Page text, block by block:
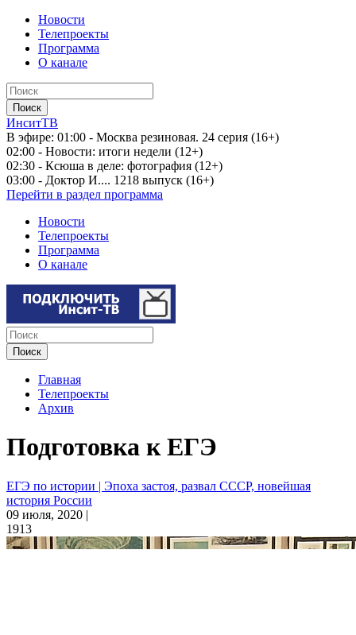
Новости
Телепроекты
Программа
О канале
ИнситТВ
В эфире: 01:00 - Москва резиновая. 24 серия (16+)
02:00 - Новости: итоги недели (12+)
02:30 - Ксюша в деле: фотография (12+)
03:00 - Доктор И.... 1218 выпуск (16+)
Перейти в раздел программа
Новости
Телепроекты
Программа
О канале
Главная
Телепроекты
Архив
Подготовка к ЕГЭ
ЕГЭ по истории | Эпоха застоя, развал СССР, новейшая
история России
09 июля, 2020 |
1913